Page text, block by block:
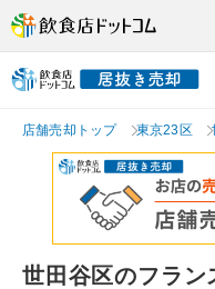
店舗売却トップ 東京23区
世田谷区のフラン